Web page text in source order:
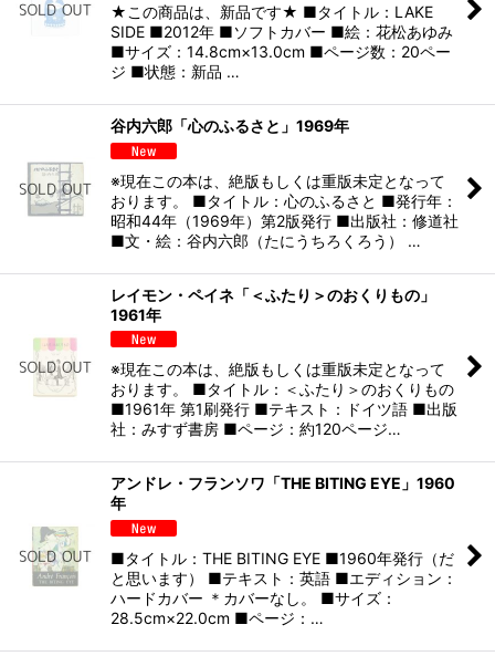
★この商品は、新品です★ ■タイトル：LAKE
SIDE ■2012年 ■ソフトカバー ■絵：花松あゆみ
■サイズ：14.8cm×13.0cm ■ページ数：20ペー
ジ ■状態：新品 …
谷内六郎「心のふるさと」1969年
※現在この本は、絶版もしくは重版未定となって
おります。 ■タイトル：心のふるさと ■発行年：
昭和44年（1969年）第2版発行 ■出版社：修道社
■文・絵：谷内六郎（たにうちろくろう） …
レイモン・ペイネ「＜ふたり＞のおくりもの」
1961年
※現在この本は、絶版もしくは重版未定となって
おります。 ■タイトル：＜ふたり＞のおくりもの
■1961年 第1刷発行 ■テキスト：ドイツ語 ■出版
社：みすず書房 ■ページ：約120ページ…
アンドレ・フランソワ「THE BITING EYE」1960
年
■タイトル：THE BITING EYE ■1960年発行（だ
と思います） ■テキスト：英語 ■エディション：
ハードカバー ＊カバーなし。 ■サイズ：
28.5cm×22.0cm ■ページ：…